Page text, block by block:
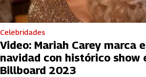
Celebridades
Video: Mariah Carey marca
navidad con histórico show
Billboard 2023